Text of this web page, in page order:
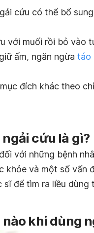
cứu có thể bổ
với muối rồi bỏ vào
ấm, ngăn ngừa táo
đích khác theo
cứu là gì?
với những bệnh
khỏe và một số vấn
để tìm ra liều dùng
khi dùng